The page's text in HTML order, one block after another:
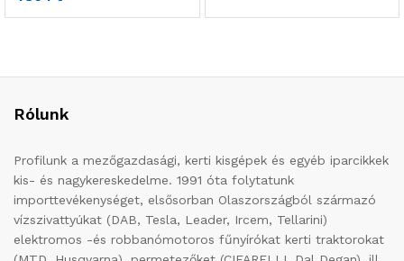
Rólunk
Profilunk a mezőgazdasági, kerti kisgépek és egyéb iparcikkek
kis- és nagykereskedelme. 1991 óta folytatunk
importtevékenységet, elsősorban Olaszországból származó
vízszivattyúkat (DAB, Tesla, Leader, Ircem, Tellarini)
elektromos -és robbanómotoros fűnyírókat kerti traktorokat